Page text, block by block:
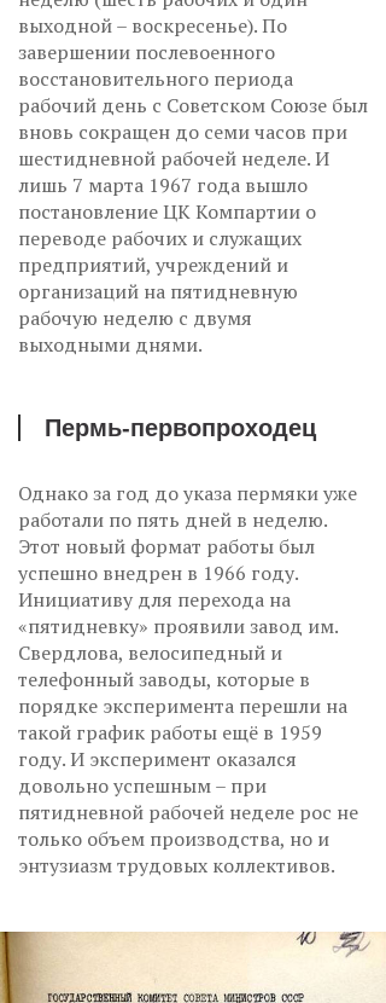
выходной – воскресенье). По
завершении послевоенного
восстановительного периода
рабочий день с Советском Союзе был
вновь сокращен до семи часов при
шестидневной рабочей неделе. И
лишь 7 марта 1967 года вышло
постановление ЦК Компартии о
переводе рабочих и служащих
предприятий, учреждений и
организаций на пятидневную
рабочую неделю с двумя
выходными днями.
Пермь-первопроходец
Однако за год до указа пермяки уже
работали по пять дней в неделю.
Этот новый формат работы был
успешно внедрен в 1966 году.
Инициативу для перехода на
«пятидневку» проявили завод им.
Свердлова, велосипедный и
телефонный заводы, которые в
порядке эксперимента перешли на
такой график работы ещё в 1959
году. И эксперимент оказался
довольно успешным – при
пятидневной рабочей неделе рос не
только объем производства, но и
энтузиазм трудовых коллективов.